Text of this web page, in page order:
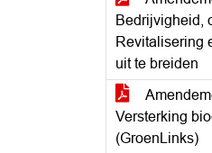
Bedrijvigheid,
Revitalisering
uit te breiden
Versterking
(GroenLinks)